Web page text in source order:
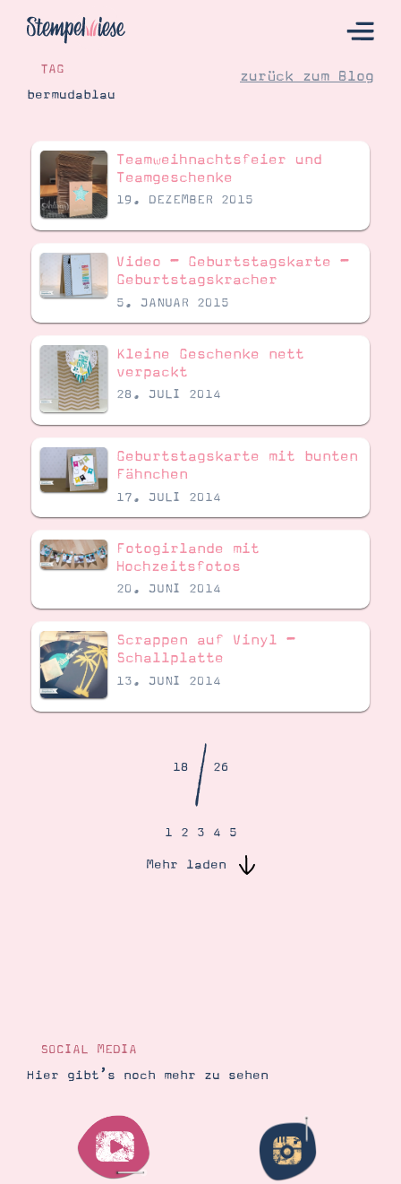
Hier Starten
Katalog
Bestellen
Kontakt
Angebote
Demonstrator werden
Blog
Gutscheine
Produkte erklärt
Über mich
Über Stampin’ Up!
Tipps & Tricks
Ordnungstipps
TAG
bermudablau
zurück zum Blog
Teamweihnachtsfeier und
Teamgeschenke
19. DEZEMBER 2015
Video – Geburtstagskarte –
Geburtstagskracher
5. JANUAR 2015
Kleine Geschenke nett
verpackt
28. JULI 2014
Geburtstagskarte mit bunten
Fähnchen
17. JULI 2014
Fotogirlande mit
Hochzeitsfotos
20. JUNI 2014
Scrappen auf Vinyl –
Schallplatte
13. JUNI 2014
18/26
1 2 3 4 5
Mehr laden
SOCIAL MEDIA
Hier gibt’s noch mehr zu sehen